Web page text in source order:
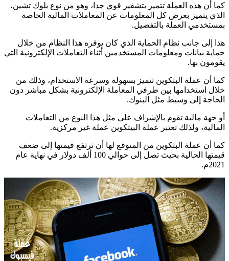
كما أن هذه العملة تتميز بتشفير قوي جدا، وهو من نوع بلوك تشين،
الذي يتميز بعرض كل المعلومات عن المعاملات المالية الخاصة
بمستخدمي العملة بالتفصيل.
هذا إلى جانب نظام الحماية الذي كان يوفره هذا النظام من خلال
حماية بيانات ومعلومات المستخدمين أثناء التعاملات الإلكترونية التي
يقومون بها.
كما أن عملة البتكوين تتميز بسهولة وسرعة الاستخدام، وذلك من
خلال استخدامها بين طرفي المعاملة الإلكترونية بشكل مباشر دون
الحاجة إلى وسيط مثل البنوك.
أو جهة مالية تقوم بالإشراف على مثل هذا النوع من التعاملات
المالية، ولذلك تعتبر عملة البيتكوين عملة غير مركزية.
كما أن عملة البتكوين من المتوقع لها أن ترتفع قيمتها إلى ضعف
قيمتها الحالية بحيث تصل إلى حوالي 100 ألف دولار في نهاية عام
2021م.